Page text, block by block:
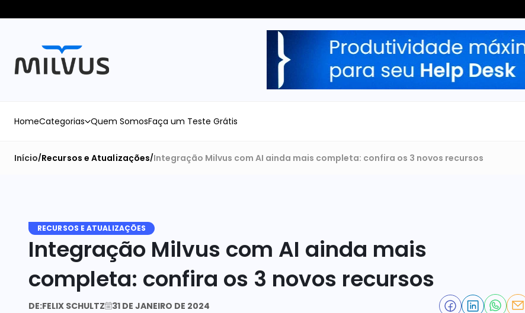
HomeCategorias Quem SomosFaça um Teste Grátis
Início/Recursos e Atualizações/Integração Milvus com AI ainda mais completa: confira os 3 novos recursos
RECURSOS E ATUALIZAÇÕES
Integração Milvus com AI ainda mais
completa: confira os 3 novos recursos
DE:FELIX SCHULTZ 31 DE JANEIRO DE 2024